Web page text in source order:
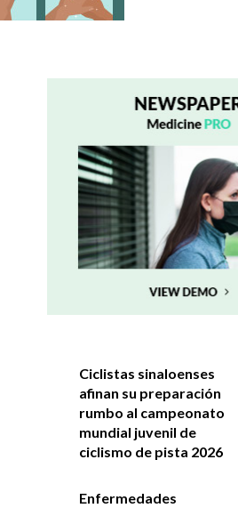
Ciclistas sinaloenses
afinan su preparación
rumbo al campeonato
mundial juvenil de
ciclismo de pista 2026
Enfermedades